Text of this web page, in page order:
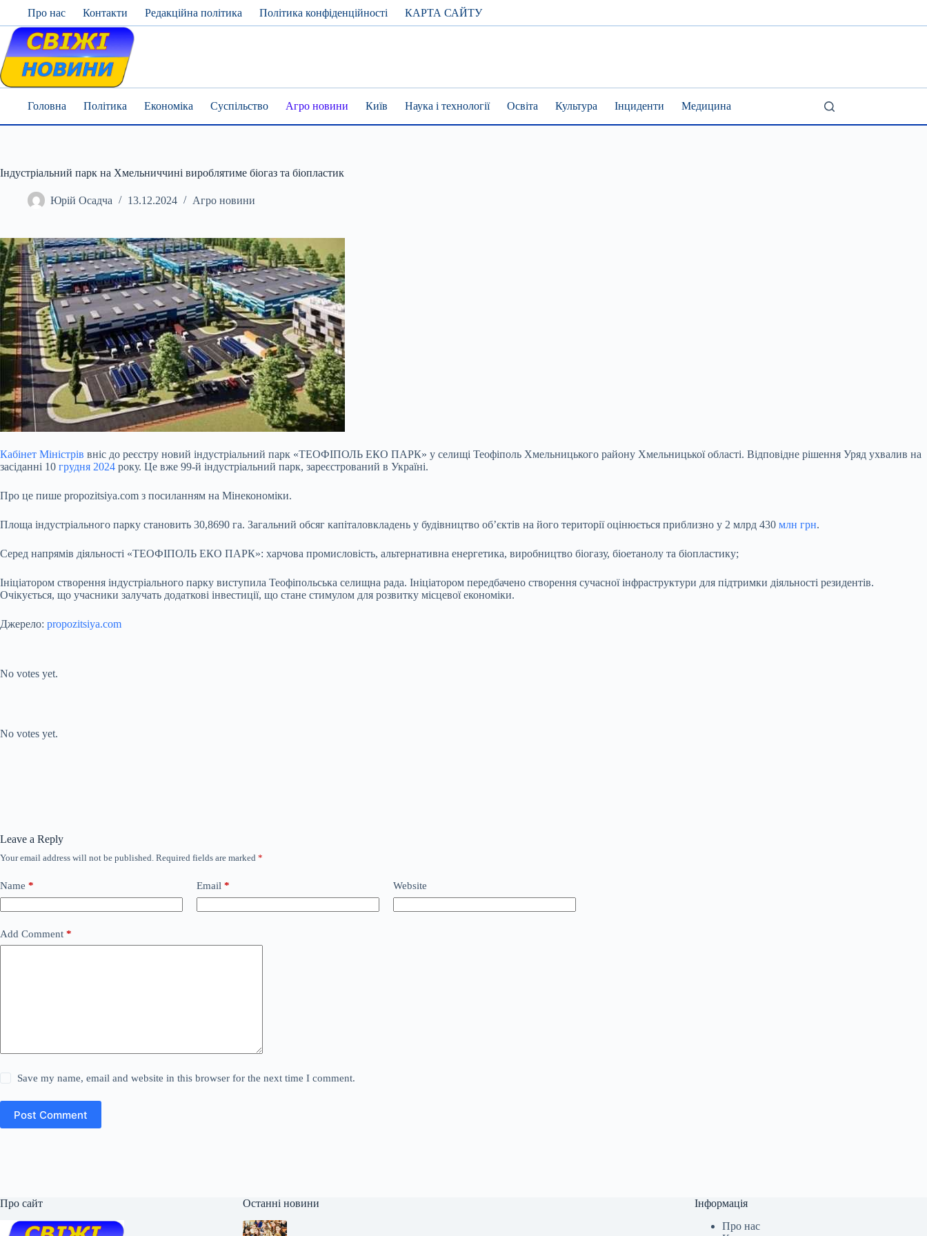
content
Про нас Контакти Редакційна політика Політика конфіденційності КАРТА САЙТУ
Головна Політика Економіка Суспільство Агро новини Київ Наука і технології Освіта Культура Інциденти Медицина
Індустріальний парк на Хмельниччині вироблятиме біогаз та біопластик
Юрій Осадча 13.12.2024 Агро новини
Кабінет Міністрів вніс до реєстру новий індустріальний парк «ТЕОФІПОЛЬ ЕКО ПАРК» у селищі Теофіполь Хмельницького району Хмельницької області. Відповідне рішення Уряд ухвалив на
засіданні 10 грудня 2024 року. Це вже 99-й індустріальний парк, зареєстрований в Україні.
Про це пише propozitsiya.com з посиланням на Мінекономіки.
Площа індустріального парку становить 30,8690 га. Загальний обсяг капіталовкладень у будівництво об’єктів на його території оцінюється приблизно у 2 млрд 430 млн грн.
Серед напрямів діяльності «ТЕОФІПОЛЬ ЕКО ПАРК»: харчова промисловість, альтернативна енергетика, виробництво біогазу, біоетанолу та біопластику;
Ініціатором створення індустріального парку виступила Теофіпольська селищна рада. Ініціатором передбачено створення сучасної інфраструктури для підтримки діяльності резидентів.
Очікується, що учасники залучать додаткові інвестиції, що стане стимулом для розвитку місцевої економіки.
Джерело: propozitsiya.com
No votes yet.
No votes yet.
Leave a Reply
Your email address will not be published. Required fields are marked *
Name * Email * Website
Add Comment *
Save my name, email and website in this browser for the next time I comment.
Post Comment
Про сайт Останні новини
Інформація
Про нас